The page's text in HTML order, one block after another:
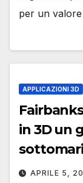
per un
APPLICAZIONI 3D
in 3D un
APRILE 5,